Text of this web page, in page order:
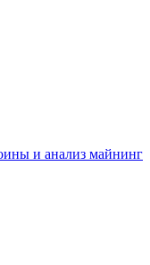
и анализ майнинг